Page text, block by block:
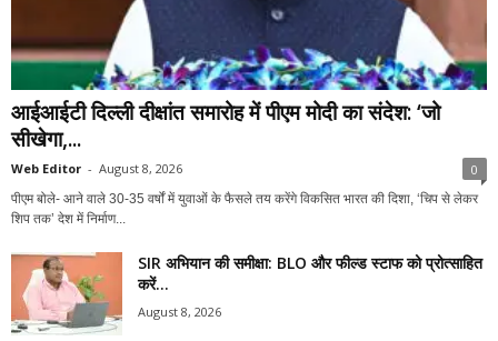
आईआईटी दिल्ली दीक्षांत समारोह में पीएम मोदी का संदेश: ‘जो
सीखेगा,...
Web Editor - August 8, 2026 0
पीएम बोले- आने वाले 30-35 वर्षों में युवाओं के फैसले तय करेंगे विकसित भारत की दिशा, ‘चिप से लेकर
शिप तक’ देश में निर्माण...
SIR अभियान की समीक्षा: BLO और फील्ड स्टाफ को प्रोत्साहित
करें...
August 8, 2026